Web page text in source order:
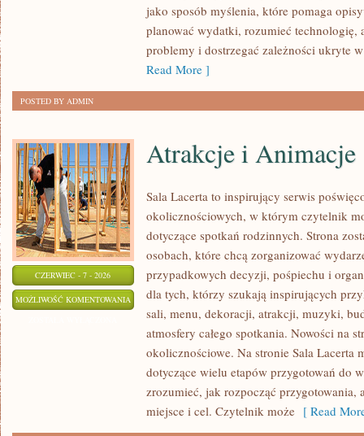
jako sposób myślenia, które pomaga
planować wydatki, rozumieć technologię,
problemy i dostrzegać zależności ukryte
Read More ]
POSTED BY ADMIN
CZERWIEC - 7 - 2026
MOŻLIWOŚĆ KOMENTOWANIA ATRAKCJE
ANIMACJE
Atrakcje i Animacje
Sala Lacerta to inspirujący serwis
okolicznościowych, w którym czytelnik
dotyczące spotkań rodzinnych. Strona
osobach, które chcą zorganizować
przypadkowych decyzji, pośpiechu i
dla tych, którzy szukają inspirujących
sali, menu, dekoracji, atrakcji, muzyki,
atmosfery całego spotkania. Nowości na
okolicznościowe. Na stronie Sala Lacerta
dotyczące wielu etapów przygotowań do
zrozumieć, jak rozpocząć przygotowania,
miejsce i cel. Czytelnik może [ Read